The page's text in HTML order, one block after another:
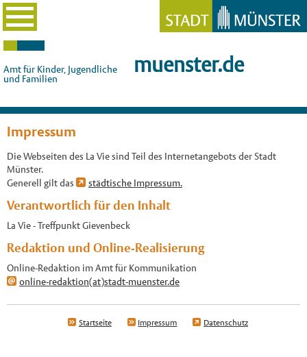
Amt für Kinder, Jugendliche
und Familien
muenster.de
Impressum
Die Webseiten des La Vie sind Teil des Internetangebots der Stadt
Münster.
Generell gilt das
städtische Impressum.
Verantwortlich für den Inhalt
La Vie - Treffpunkt Gievenbeck
Redaktion und Online-Realisierung
Online-Redaktion im Amt für Kommunikation
online-redaktion(at)stadt-muenster.de
Startseite Impressum Datenschutz